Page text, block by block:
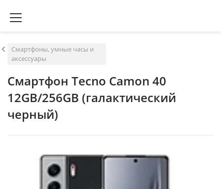
Смартфоны, умные часы и
аксессуары
Смартфон Tecno Camon 40
12GB/256GB (галактический
черный)